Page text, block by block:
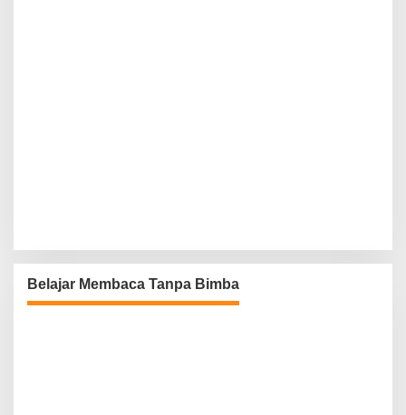
Belajar Membaca Tanpa Bimba